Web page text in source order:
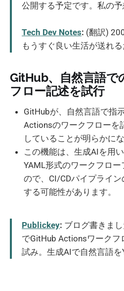
公開する予定です。私の
Tech Dev Notes: (翻訳)
もうすぐ良い生活が送れる
GitHub、自然言語で
フロー記述を試行
GitHubが、自然言語で指
Actionsのワークフローを
していることが明らかにな
この機能は、生成AIを用
YAML形式のワークフロ
ので、CI/CDパイプライ
する可能性があります。
Publickey: ブログ書きま
でGitHub Actionsワークフ
試み。生成AIで自然言語